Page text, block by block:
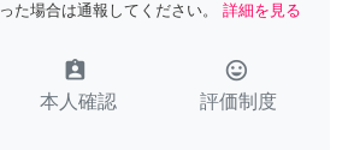
た場合は通報してください。
詳細を見る
assignment_ind
本人確認
tag_faces
評価制度